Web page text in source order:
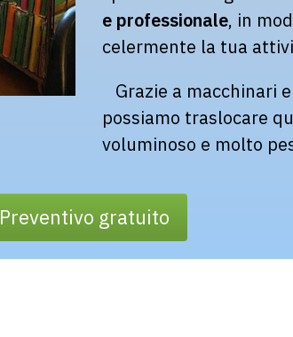
e professionale, in
celermente la tua
Grazie a macchinari e
possiamo traslocare
voluminoso e molto
Preventivo gratuito